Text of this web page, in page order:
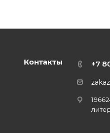
Контакты +7